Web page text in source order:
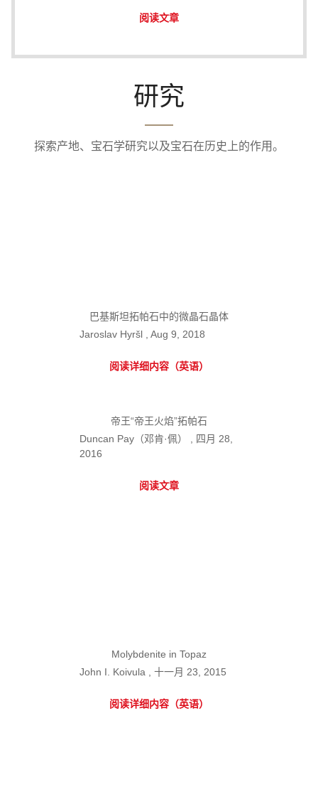
阅读文章
研究
探索产地、宝石学研究以及宝石在历史上的作用。
巴基斯坦拓帕石中的微晶石晶体
Jaroslav Hyršl , Aug 9, 2018
阅读详细内容（英语）
帝王“帝王火焰”拓帕石
Duncan Pay（邓肯·佩） , 四月 28,
2016
阅读文章
Molybdenite in Topaz
John I. Koivula , 十一月 23, 2015
阅读详细内容（英语）